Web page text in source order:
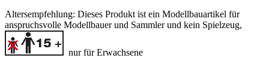
Altersempfehlung: Dieses Produkt ist ein Modellbauartikel für
anspruchsvolle Modellbauer und Sammlerund kein Spielzeug,
nur für Erwachsene